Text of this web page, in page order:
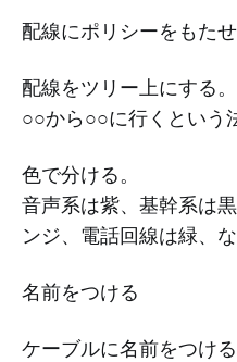
配線にポリシーをもた
配線をツリー上にする。
○○から○○に行くという
色で分ける。
音声系は紫、基幹系は
ンジ、電話回線は緑、な
名前をつける
ケーブルに名前をつけ